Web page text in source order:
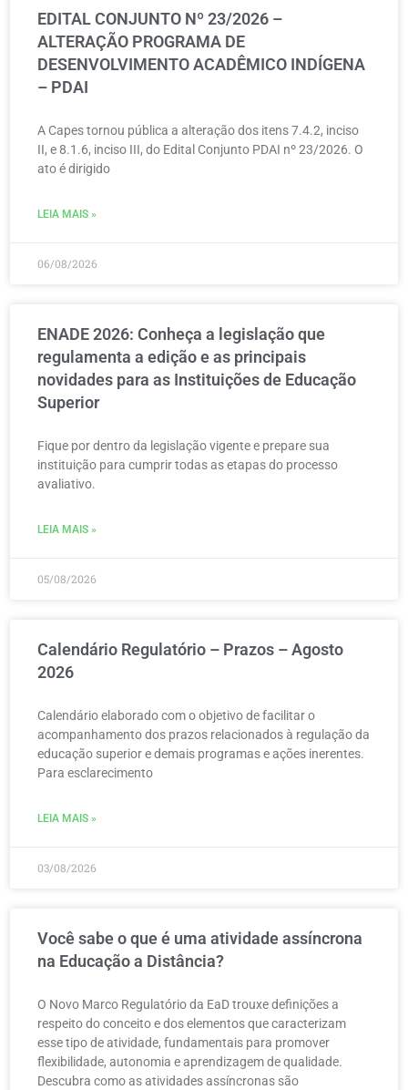
EDITAL CONJUNTO Nº 23/2026 –
ALTERAÇÃO PROGRAMA DE
DESENVOLVIMENTO ACADÊMICO INDÍGENA
– PDAI
A Capes tornou pública a alteração dos itens 7.4.2, inciso
II, e 8.1.6, inciso III, do Edital Conjunto PDAI nº 23/2026. O
ato é dirigido
LEIA MAIS »
06/08/2026
ENADE 2026: Conheça a legislação que
regulamenta a edição e as principais
novidades para as Instituições de Educação
Superior
Fique por dentro da legislação vigente e prepare sua
instituição para cumprir todas as etapas do processo
avaliativo.
LEIA MAIS »
05/08/2026
Calendário Regulatório – Prazos – Agosto
2026
Calendário elaborado com o objetivo de facilitar o
acompanhamento dos prazos relacionados à regulação da
educação superior e demais programas e ações inerentes.
Para esclarecimento
LEIA MAIS »
03/08/2026
Você sabe o que é uma atividade assíncrona
na Educação a Distância?
O Novo Marco Regulatório da EaD trouxe definições a
respeito do conceito e dos elementos que caracterizam
esse tipo de atividade, fundamentais para promover
flexibilidade, autonomia e aprendizagem de qualidade.
Descubra como as atividades assíncronas são